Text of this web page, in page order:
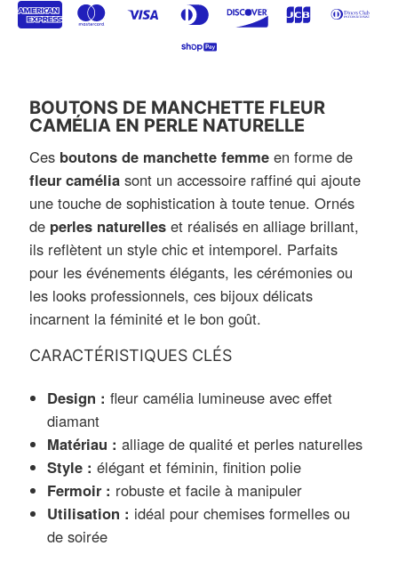
BOUTONS DE MANCHETTE FLEUR
CAMÉLIA EN PERLE NATURELLE
Ces boutons de manchette femme en forme de
fleur camélia sont un accessoire raffiné qui ajoute
une touche de sophistication à toute tenue. Ornés
de perles naturelles et réalisés en alliage brillant,
ils reflètent un style chic et intemporel. Parfaits
pour les événements élégants, les cérémonies ou
les looks professionnels, ces bijoux délicats
incarnent la féminité et le bon goût.
CARACTÉRISTIQUES CLÉS
Design : fleur camélia lumineuse avec effet
diamant
Matériau : alliage de qualité et perles naturelles
Style : élégant et féminin, finition polie
Fermoir : robuste et facile à manipuler
Utilisation : idéal pour chemises formelles ou
de soirée